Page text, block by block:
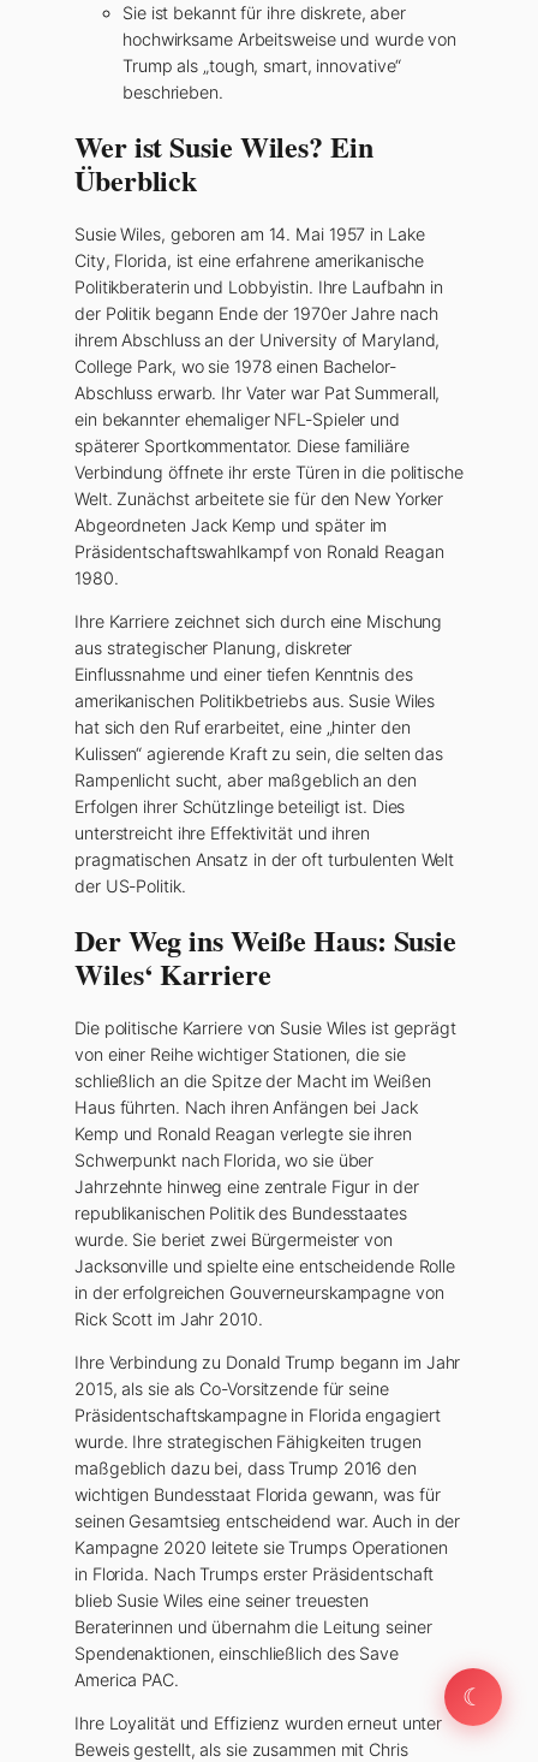
Sie ist bekannt für ihre diskrete, aber
hochwirksame Arbeitsweise und wurde von
Trump als „tough, smart, innovative“
beschrieben.
Wer ist Susie Wiles? Ein
Überblick
Susie Wiles, geboren am 14. Mai 1957 in Lake
City, Florida, ist eine erfahrene amerikanische
Politikberaterin und Lobbyistin. Ihre Laufbahn in
der Politik begann Ende der 1970er Jahre nach
ihrem Abschluss an der University of Maryland,
College Park, wo sie 1978 einen Bachelor-
Abschluss erwarb. Ihr Vater war Pat Summerall,
ein bekannter ehemaliger NFL-Spieler und
späterer Sportkommentator. Diese familiäre
Verbindung öffnete ihr erste Türen in die politische
Welt. Zunächst arbeitete sie für den New Yorker
Abgeordneten Jack Kemp und später im
Präsidentschaftswahlkampf von Ronald Reagan
1980.
Ihre Karriere zeichnet sich durch eine Mischung
aus strategischer Planung, diskreter
Einflussnahme und einer tiefen Kenntnis des
amerikanischen Politikbetriebs aus. Susie Wiles
hat sich den Ruf erarbeitet, eine „hinter den
Kulissen“ agierende Kraft zu sein, die selten das
Rampenlicht sucht, aber maßgeblich an den
Erfolgen ihrer Schützlinge beteiligt ist. Dies
unterstreicht ihre Effektivität und ihren
pragmatischen Ansatz in der oft turbulenten Welt
der US-Politik.
Der Weg ins Weiße Haus: Susie
Wiles‘ Karriere
Die politische Karriere von Susie Wiles ist geprägt
von einer Reihe wichtiger Stationen, die sie
schließlich an die Spitze der Macht im Weißen
Haus führten. Nach ihren Anfängen bei Jack
Kemp und Ronald Reagan verlegte sie ihren
Schwerpunkt nach Florida, wo sie über
Jahrzehnte hinweg eine zentrale Figur in der
republikanischen Politik des Bundesstaates
wurde. Sie beriet zwei Bürgermeister von
Jacksonville und spielte eine entscheidende Rolle
in der erfolgreichen Gouverneurskampagne von
Rick Scott im Jahr 2010.
Ihre Verbindung zu Donald Trump begann im Jahr
2015, als sie als Co-Vorsitzende für seine
Präsidentschaftskampagne in Florida engagiert
wurde. Ihre strategischen Fähigkeiten trugen
maßgeblich dazu bei, dass Trump 2016 den
wichtigen Bundesstaat Florida gewann, was für
seinen Gesamtsieg entscheidend war. Auch in der
Kampagne 2020 leitete sie Trumps Operationen
in Florida. Nach Trumps erster Präsidentschaft
blieb Susie Wiles eine seiner treuesten
Beraterinnen und übernahm die Leitung seiner
Spendenaktionen, einschließlich des Save
America PAC.
Ihre Loyalität und Effizienz wurden erneut unter
Beweis gestellt, als sie zusammen mit Chris
☾